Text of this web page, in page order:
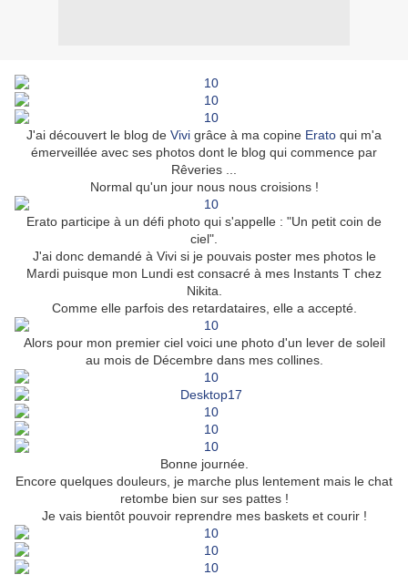
J'ai découvert le blog de Vivi grâce à ma copine Erato qui m'a
émerveillée avec ses photos dont le blog qui commence par
Rêveries ...
Normal qu'un jour nous nous croisions !
Erato participe à un défi photo qui s'appelle : "Un petit coin de
ciel".
J'ai donc demandé à Vivi si je pouvais poster mes photos le
Mardi puisque mon Lundi est consacré à mes Instants T chez
Nikita.
Comme elle parfois des retardataires, elle a accepté.
Alors pour mon premier ciel voici une photo d'un lever de soleil
au mois de Décembre dans mes collines.
Bonne journée.
Encore quelques douleurs, je marche plus lentement mais le chat
retombe bien sur ses pattes !
Je vais bientôt pouvoir reprendre mes baskets et courir !